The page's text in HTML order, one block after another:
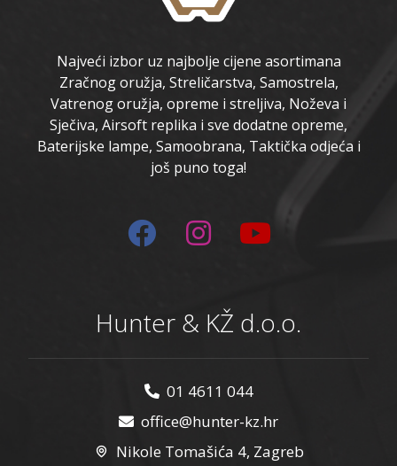
Najveći izbor uz najbolje cijene asortimana
Zračnog oružja, Streličarstva, Samostrela,
Vatrenog oružja, opreme i streljiva, Noževa i
Sječiva, Airsoft replika i sve dodatne opreme,
Baterijske lampe, Samoobrana, Taktička odjeća i
još puno toga!
Hunter & KŽ d.o.o.
01 4611 044
office@hunter-kz.hr
Nikole Tomašića 4, Zagreb